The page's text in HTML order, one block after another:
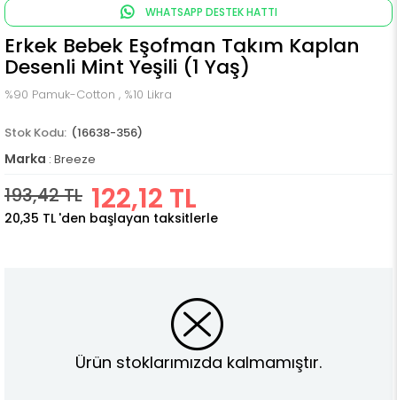
WHATSAPP DESTEK HATTI
Erkek Bebek Eşofman Takım Kaplan
Desenli Mint Yeşili (1 Yaş)
%90 Pamuk-Cotton , %10 Likra
(16638-356)
Marka : Breeze
193,42 TL 122,12 TL
20,35 TL 'den başlayan taksitlerle
Ürün stoklarımızda kalmamıştır.